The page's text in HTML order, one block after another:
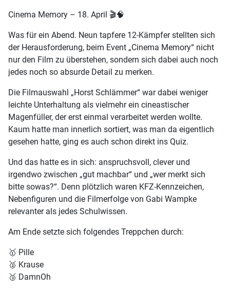
Cinema Memory – 18. April 🎬🧠
Was für ein Abend. Neun tapfere 12-Kämpfer stellten sich
der Herausforderung, beim Event „Cinema Memory“ nicht
nur den Film zu überstehen, sondern sich dabei auch noch
jedes noch so absurde Detail zu merken.
Die Filmauswahl „Horst Schlämmer“ war dabei weniger
leichte Unterhaltung als vielmehr ein cineastischer
Magenfüller, der erst einmal verarbeitet werden wollte.
Kaum hatte man innerlich sortiert, was man da eigentlich
gesehen hatte, ging es auch schon direkt ins Quiz.
Und das hatte es in sich: anspruchsvoll, clever und
irgendwo zwischen „gut machbar“ und „wer merkt sich
bitte sowas?“. Denn plötzlich waren KFZ-Kennzeichen,
Nebenfiguren und die Filmerfolge von Gabi Wampke
relevanter als jedes Schulwissen.
Am Ende setzte sich folgendes Treppchen durch:
🥇 Pille
🥈 Krause
🥉 DamnOh